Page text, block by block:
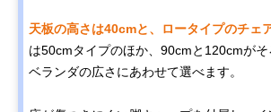
天板の高さは40cmと、ロータイプのチェ
は50cmタイプのほか、90cmと120cmがそ
ベランダの広さにあわせて選べます。